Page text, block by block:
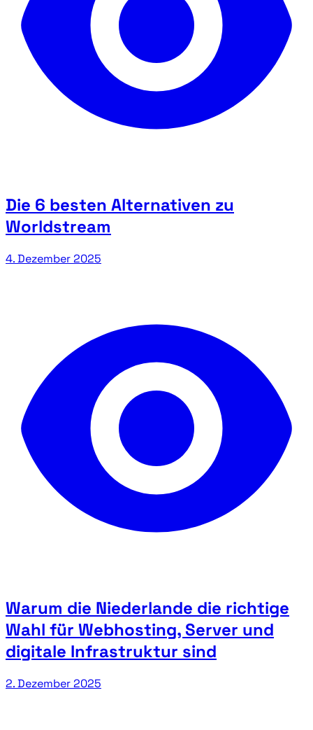
Die 6 besten Alternativen zu
Worldstream
4. Dezember 2025
Warum die Niederlande die richtige
Wahl für Webhosting, Server und
digitale Infrastruktur sind
2. Dezember 2025